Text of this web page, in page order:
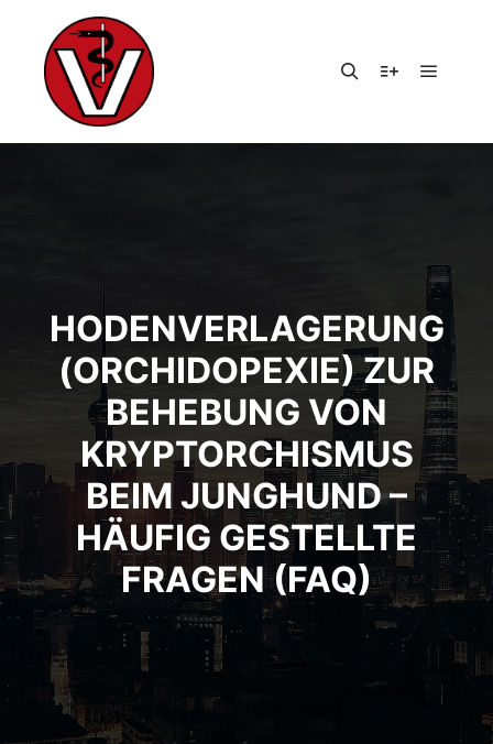
HODENVERLAGERUNG
(ORCHIDOPEXIE) ZUR
BEHEBUNG VON
KRYPTORCHISMUS
BEIM JUNGHUND –
HÄUFIG GESTELLTE
FRAGEN (FAQ)